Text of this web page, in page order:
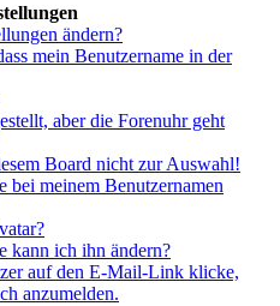
ändern?
mein Benutzername in der
aber die Forenuhr geht
Board nicht zur Auswahl!
bei meinem Benutzernamen
kann ich ihn ändern?
auf den E-Mail-Link klicke,
anzumelden.